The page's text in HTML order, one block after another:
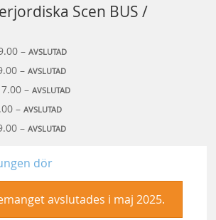
Scen BUS /
– AVSLUTAD
– AVSLUTAD
– AVSLUTAD
–AVSLUTAD
–AVSLUTAD
dör
avslutades i maj 2025.